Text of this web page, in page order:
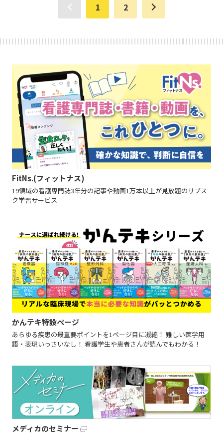
1 2
FitNs.(フィットナス)
19領域の看護専門誌3年分の記事や動画1万本以上が見放題のサブス
ク学習サービス
かんテキ特設ページ
あらゆる疾患の最重要ポイントを1ページ目に凝縮！ 難しい医学用
語・表現いっさいなし！ 看護学生や患者さんが読んでもわかる！
メディカのセミナー